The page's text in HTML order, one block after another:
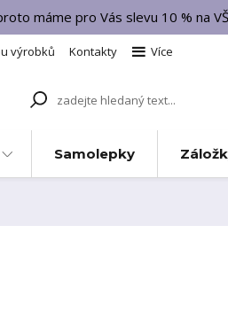
máme pro Vás slevu 10 % na
výrobků Kontakty Více
Samolepky